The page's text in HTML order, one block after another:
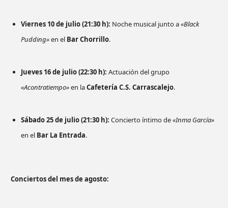
Viernes 10 de julio (21:30 h): Noche musical junto a«Black
Pudding»en el Bar Chorrillo.
Jueves 16 de julio (22:30 h): Actuación del grupo
«Acontratiempo»en laCafetería C.S. Carrascalejo.
Sábado 25 de julio (21:30 h): Concierto íntimo de«Inma García»
en el Bar La Entrada.
Conciertos del mes de agosto: